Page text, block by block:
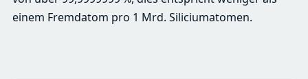
einem Fremdatom pro 1 Mrd. Siliciumatomen.